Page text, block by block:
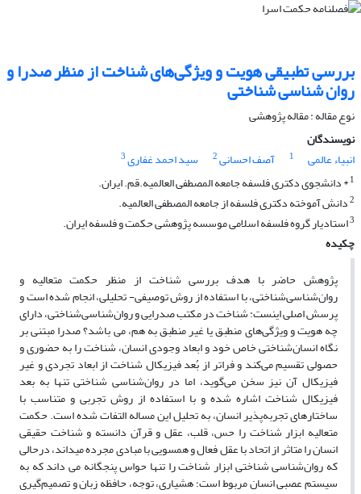
بررسی تطبیقی هویت و ویژگی‌های شناخت از منظر صدرا و
روان شناسی شناختی
نوع مقاله : مقاله پژوهشی
نویسندگان
انبیاء عالمی
1 آصف احسانی2 سید احمد غفاری3
1* دانشجوی دکتری فلسفه جامعه المصطفی العالمیه.قم. ایران.
2دانش آموخته دکتری فلسفه از جامعه المصطفی العالمیه.
3استادیار گروه فلسفه اسلامی موسسه پژوهشی حکمت و فلسفه ایران.
چکیده
پژوهش حاضر با هدف بررسی شناخت از منظر حکمت متعالیه و
روان‌شناسی‌شناختی، با استفاده از روش توصیفی- تحلیلی، انجام شده است و
پرسش اصلی اینست: شناخت در مکتب صدرایی و روان‌شناسی‌شناختی، دارای
چه هویت و ویژگی‌های منطبق یا غیر منطبق به هم، می باشد؟ صدرا مبتنی بر
نگاه انسان‌شناختی خاص خود و ابعاد وجودی انسان، شناخت را به حضوری و
حصولی تقسیم می‌کند و فراتر از بُعد فیزیکال شناخت از ابعاد تجردی و غیر
فیزیکال آن نیز سخن می‌گوید، اما در روان‌شناسی شناختی تنها به بعد
فیزیکال شناخت اشاره شده و با استفاده از روش تجربی و متناسب با
ساختارهای تجربه‌پذیر انسان، به تحلیل این مساله التفات شده است. حکمت
متعالیه ابزار شناخت را حس، قلب، عقل و قرآن دانسته و شناخت حقیقی
انسان را متاثر از اتحاد با عقل فعال و همسویی با مبادی مجرده میداند، درحالی
که روان‌شناسی شناختی ابزار شناخت را تنها حواس پنجگانه می داند که به
سیستم عصبی انسان مربوط است؛ هشیاری، توجه، حافظه زبان و تصمیم‌گیری